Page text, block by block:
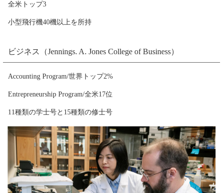
全米トップ3
小型飛行機40機以上を所持
ビジネス（Jennings. A. Jones College of Business）
Accounting Program/世界トップ2%
Entrepreneurship Program/全米17位
11種類の学士号と15種類の修士号